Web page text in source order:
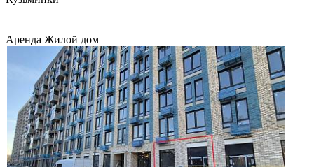
Аренда Жилой дом